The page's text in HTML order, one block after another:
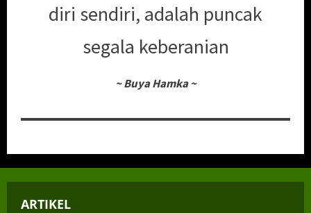
diri sendiri, adalah puncak
segala keberanian
~ Buya Hamka ~
ARTIKEL